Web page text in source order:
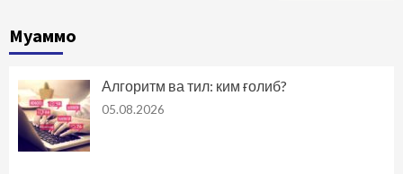
Муаммо
Алгоритм ва тил: ким ғолиб?
05.08.2026